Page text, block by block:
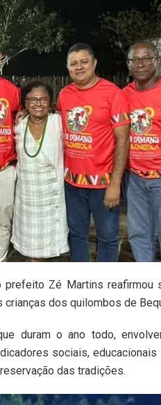
prefeito Zé Martins reafirmou
dos quilombos de
duram o ano todo,
sociais, educacionais
das tradições.